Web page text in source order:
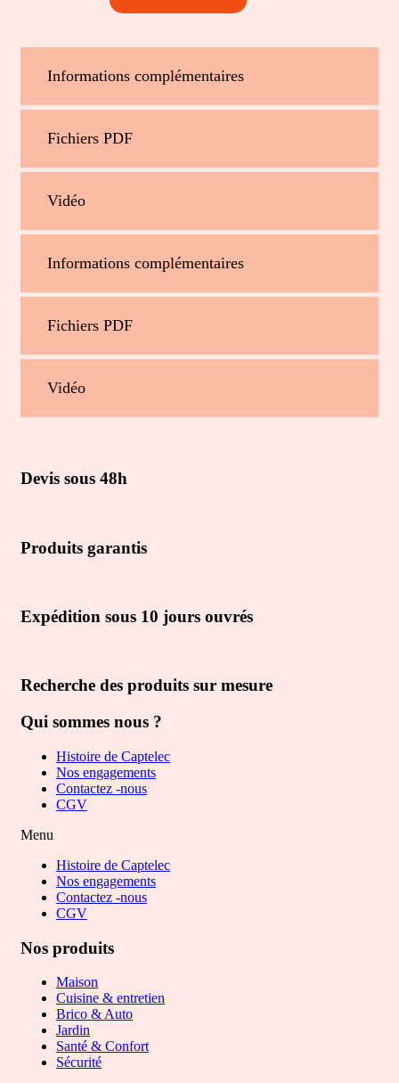
Informations complémentaires
Fichiers PDF
Vidéo
Informations complémentaires
Fichiers PDF
Vidéo
Devis sous 48h
Produits garantis
Expédition sous 10 jours ouvrés
Recherche des produits sur mesure
Qui sommes nous ?
Histoire de Captelec
Nos engagements
Contactez -nous
CGV
Menu
Histoire de Captelec
Nos engagements
Contactez -nous
CGV
Nos produits
Maison
Cuisine & entretien
Brico & Auto
Jardin
Santé & Confort
Sécurité